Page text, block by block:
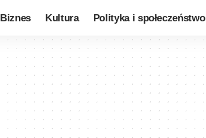
Biznes Kultura Polityka i społeczeństwo